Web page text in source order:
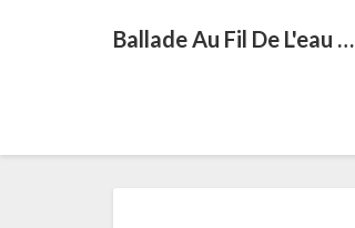
Ballade Au Fil De L'eau …